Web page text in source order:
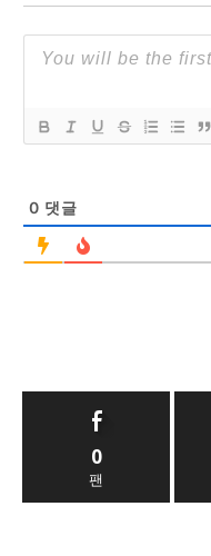
0 댓글
0
팬